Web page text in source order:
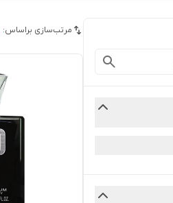
مرتب‌سازی براساس: